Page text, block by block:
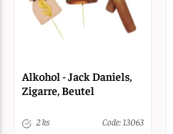
Alkohol - Jack Daniels,
Zigarre, Beutel
2 ks Code: 13063